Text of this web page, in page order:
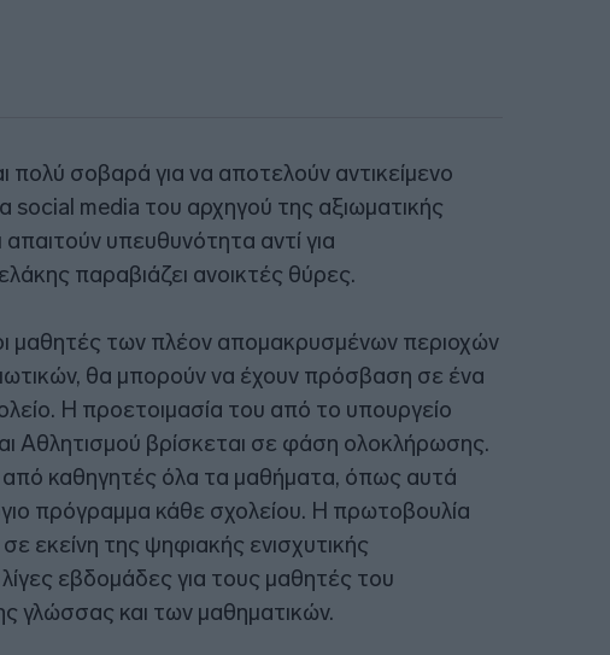
πολύ σοβαρά για να αποτελούν αντικείμενο
social media του αρχηγού της αξιωματικής
απαιτούν υπευθυνότητα αντί για
παραβιάζει ανοικτές θύρες.
μαθητές των πλέον απομακρυσμένων περιοχών
θα μπορούν να έχουν πρόσβαση σε ένα
Η προετοιμασία του από το υπουργείο
Αθλητισμού βρίσκεται σε φάση ολοκλήρωσης.
από καθηγητές όλα τα μαθήματα, όπως αυτά
πρόγραμμα κάθε σχολείου. Η πρωτοβουλία
εκείνη της ψηφιακής ενισχυτικής
εβδομάδες για τους μαθητές του
γλώσσας και των μαθηματικών.